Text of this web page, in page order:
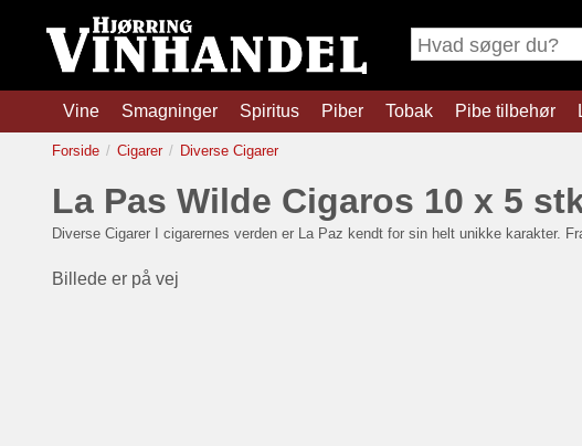
Vine Smagninger Spiritus Piber Tobak Pibe tilbehør
Forside Cigarer Diverse Cigarer
La Pas Wilde Cigaros 10 x 5
Diverse Cigarer I cigarernes verden er La Paz kendt for sin helt unikke karakter.
Billede er på vej